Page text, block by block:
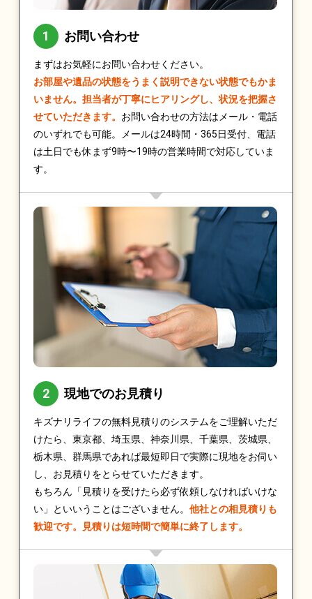
お問い合わせ
まずはお気軽にお問い合わせください。
お部屋や遺品の状態をうまく説明できない状態でもかま
いません。担当者が丁寧にヒアリングし、状況を把握さ
せていただきます。 お問い合わせの方法はメール・電話
のいずれでも可能。メールは24時間・365日受付、電話
は土日でも休まず9時〜19時の営業時間で対応していま
す。
現地でのお見積り
キズナリライフの無料見積りのシステムをご理解いただ
けたら、東京都、埼玉県、神奈川県、千葉県、茨城県、
栃木県、群馬県であれば最短即日で実際に現地をお伺い
し、お見積りをとらせていただきます。
もちろん「見積りを受けたら必ず依頼しなければいけな
い」といいうことはございません。 他社との相見積りも
歓迎です。見積りは短時間で簡単に終了します。